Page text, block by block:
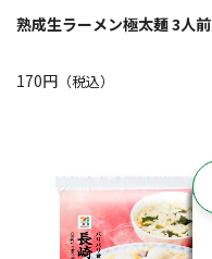
熟成生ラーメン極太麺 3人前
170円 （税込）